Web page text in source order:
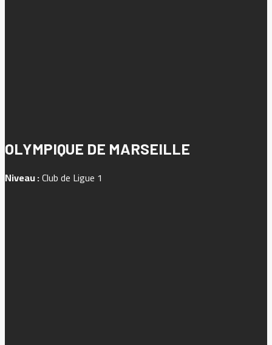
OLYMPIQUE DE MARSEILLE
Niveau :Club de Ligue 1